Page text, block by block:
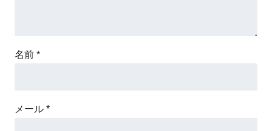
名前 *
メール *